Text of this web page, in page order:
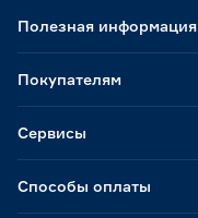
Способы оплаты
Полезная информация
Покупателям
Сервисы